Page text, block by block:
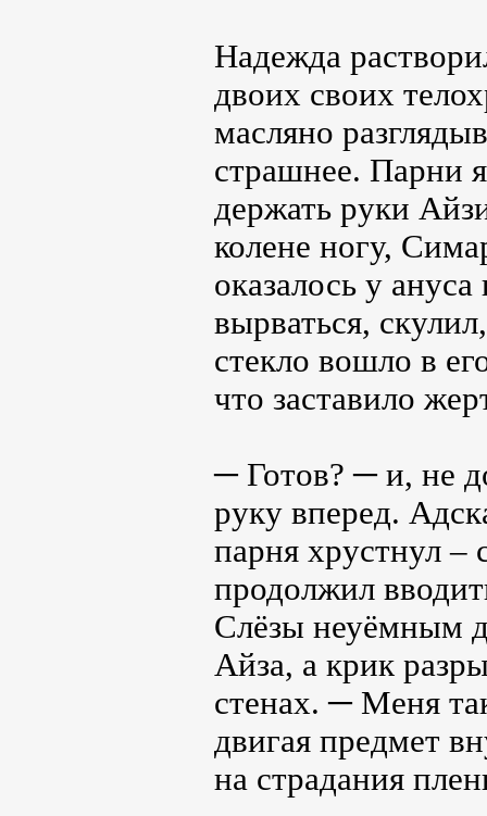
Надежда
двоих своих
масляно
страшнее. Парни
держать руки
колене ногу,
оказалось у
вырваться,
стекло вошло в
что заставило
─ Готов? ─ и, не
руку вперед.
парня хрустнул –
продолжил
Слёзы неуёмным
Айза, а крик
стенах. ─ Меня
двигая предмет
на страдания